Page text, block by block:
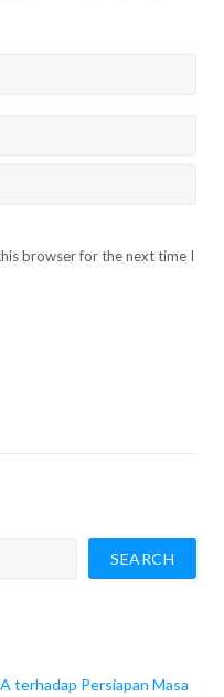
browser for the next time I
SEARCH
terhadap Persiapan Masa